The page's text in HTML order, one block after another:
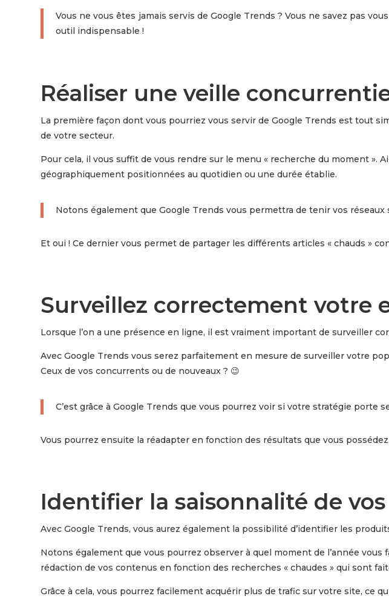
Vous ne vous êtes jamais servis de Google Trends ? Vous ne savez pas
outil indispensable !
Réaliser une veille
La première façon dont vous pourriez vous servir de Google Trends est tout
de votre secteur.
Pour cela, il vous suffit de vous rendre sur le menu « recherche du moment
géographiquement positionnées au quotidien ou une durée établie.
Notons également que Google Trends vous permettra de tenir vos réseaux
Et oui ! Ce dernier vous permet de partager les différents articles « chauds »
Surveillez correctement votre
Lorsque l’on a une présence en ligne, il est vraiment important de surveiller
Avec Google Trends vous serez parfaitement en mesure de surveiller votre
Ceux de vos concurrents ou de nouveaux ? 😉
C’est grâce à Google Trends que vous pourrez voir si votre stratégie porte
Vous pourrez ensuite la réadapter en fonction des résultats que vous possédez.
Identifier la saisonnalité de
Avec Google Trends, vous aurez également la possibilité d’identifier les
Notons également que vous pourrez observer à quel moment de l’année
rédaction de vos contenus en fonction des recherches « chaudes » qui sont
Grâce à cela, vous pourrez facilement acquérir plus de trafic sur votre site, ce